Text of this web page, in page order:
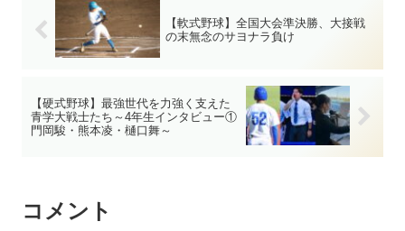
【軟式野球】全国大会準決勝、大接戦
の末無念のサヨナラ負け
【硬式野球】最強世代を力強く支えた
青学大戦士たち～4年生インタビュー①
門岡駿・熊本凌・樋口舞～
コメント